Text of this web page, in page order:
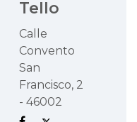
Tello
Calle
Convento
San
Francisco, 2
- 46002